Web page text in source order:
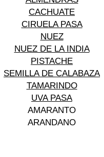
CACHUATE
CIRUELA PASA
NUEZ
NUEZ DE LA INDIA
PISTACHE
SEMILLA DE CALABAZA
TAMARINDO
UVA PASA
AMARANTO
ARANDANO